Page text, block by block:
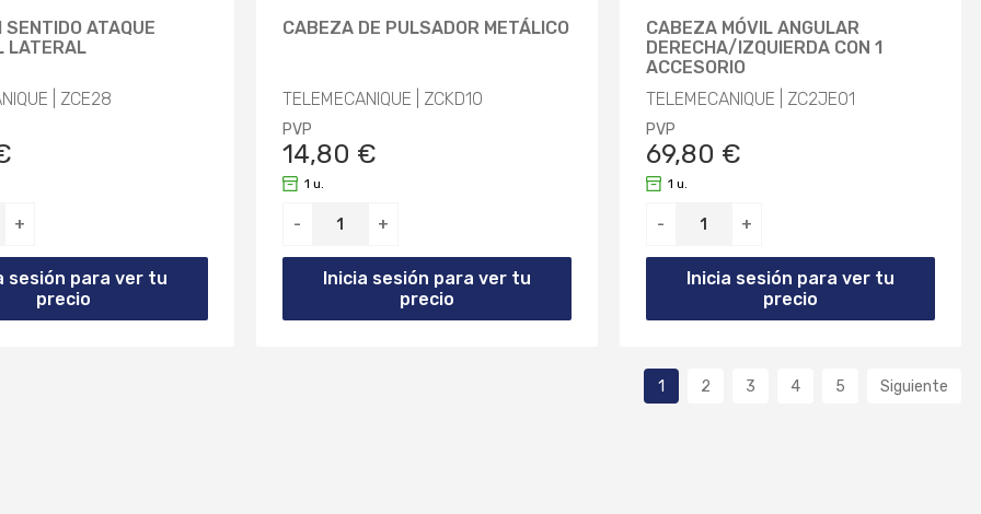
SENTIDO ATAQUE
LATERAL
| ZCE28
+
sesión para ver tu
precio
CABEZA DE PULSADOR METÁLICO
TELEMECANIQUE | ZCKD10
PVP
14,80 €
- +
1 u.
Inicia sesión para ver tu
precio
CABEZA MÓVIL ANGULAR
DERECHA/IZQUIERDA CON 1
ACCESORIO
TELEMECANIQUE | ZC2JE01
PVP
69,80 €
- +
1 u.
Inicia sesión para ver tu
precio
1 2 3 4 5 Siguiente